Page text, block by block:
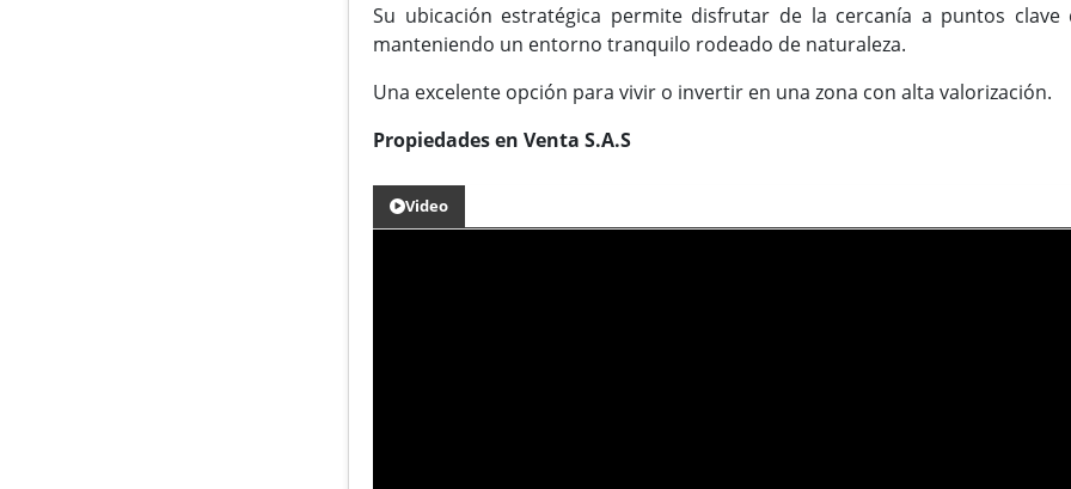
Su ubicación estratégica permite disfrutar de la cercanía a puntos
manteniendo un entorno tranquilo rodeado de naturaleza.
Una excelente opción para vivir o invertir en una zona con alta valorización.
Propiedades en Venta S.A.S
Video